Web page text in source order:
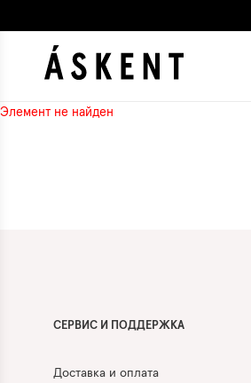
Элемент не найден
СЕРВИС И ПОДДЕРЖКА
Доставка и оплата